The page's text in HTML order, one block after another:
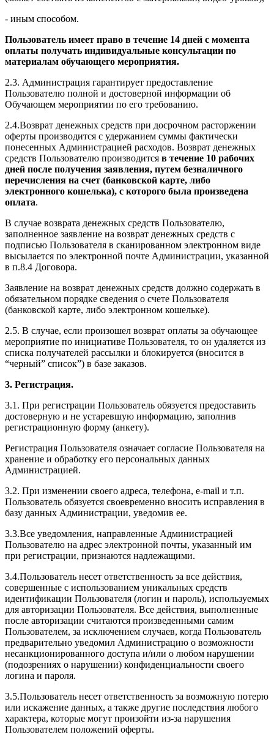
- иным способом.
Пользователь имеет право в течение 14 дней с момента
оплаты получать индивидуальные консультации по
материалам обучающего мероприятия.
2.3. Администрация гарантирует предоставление
Пользователю полной и достоверной информации об
Обучающем мероприятии по его требованию.
2.4.Возврат денежных средств при досрочном расторжении
оферты производится с удержанием суммы фактически
понесенных Администрацией расходов. Возврат денежных
средств Пользователю производится в течение 10 рабочих
дней после получения заявления, путем безналичного
перечисления на счет (банковской карте, либо
электронного кошелька), с которого была произведена
оплата.
В случае возврата денежных средств Пользователю,
заполненное заявление на возврат денежных средств с
подписью Пользователя в сканированном электронном виде
высылается по электронной почте Администрации, указанной
в п.8.4 Договора.
Заявление на возврат денежных средств должно содержать в
обязательном порядке сведения о счете Пользователя
(банковской карте, либо электронном кошельке).
2.5. В случае, если произошел возврат оплаты за обучающее
мероприятие по инициативе Пользователя, то он удаляется из
списка получателей рассылки и блокируется (вносится в
“черный” список”) в базе заказов.
3. Регистрация.
3.1. При регистрации Пользователь обязуется предоставить
достоверную и не устаревшую информацию, заполнив
регистрационную форму (анкету).
Регистрация Пользователя означает согласие Пользователя на
хранение и обработку его персональных данных
Администрацией.
3.2. При изменении своего адреса, телефона, e-mail и т.п.
Пользователь обязуется своевременно вносить исправления в
базу данных Администрации, уведомив ее.
3.3.Все уведомления, направленные Администрацией
Пользователю на адрес электронной почты, указанный им
при регистрации, признаются надлежащими.
3.4.Пользователь несет ответственность за все действия,
совершенные с использованием уникальных средств
идентификации Пользователя (логин и пароль), используемых
для авторизации Пользователя. Все действия, выполненные
после авторизации считаются произведенными самим
Пользователем, за исключением случаев, когда Пользователь
предварительно уведомил Администрацию о возможности
несанкционированного доступа и/или о любом нарушении
(подозрениях о нарушении) конфиденциальности своего
логина и пароля.
3.5.Пользователь несет ответственность за возможную потерю
или искажение данных, а также другие последствия любого
характера, которые могут произойти из-за нарушения
Пользователем положений оферты.